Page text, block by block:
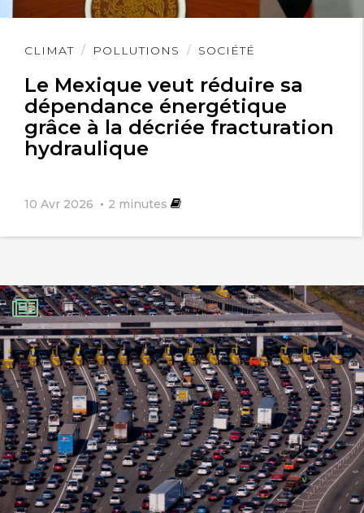
CLIMAT POLLUTIONS SOCIÉTÉ
Le Mexique veut réduire sa
dépendance énergétique
grâce à la décriée fracturation
hydraulique
10 Avr 2026 2 minutes
Lire